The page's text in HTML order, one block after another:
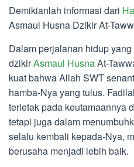
Demikianlah informasi dari
Asmaul Husna Dzikir At-
Dalam perjalanan hidup
dzikirAsmaul HusnaAt-
kuat bahwa Allah SWT
hamba-Nya yang tulus.
terletak pada keutamaannya
tetapi juga dalam
selalu kembali kepada-Nya,
berusaha menjadi lebih baik.